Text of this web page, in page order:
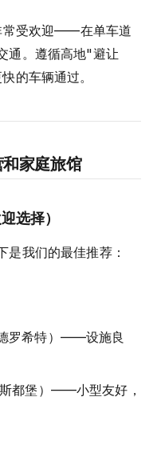
常受欢迎——在单车道
通。遵循高地"避让
的车辆通过。
家庭旅馆
选择）
是我们的最佳推荐：
德罗希特）——设施良
斯都堡）——小型友好，